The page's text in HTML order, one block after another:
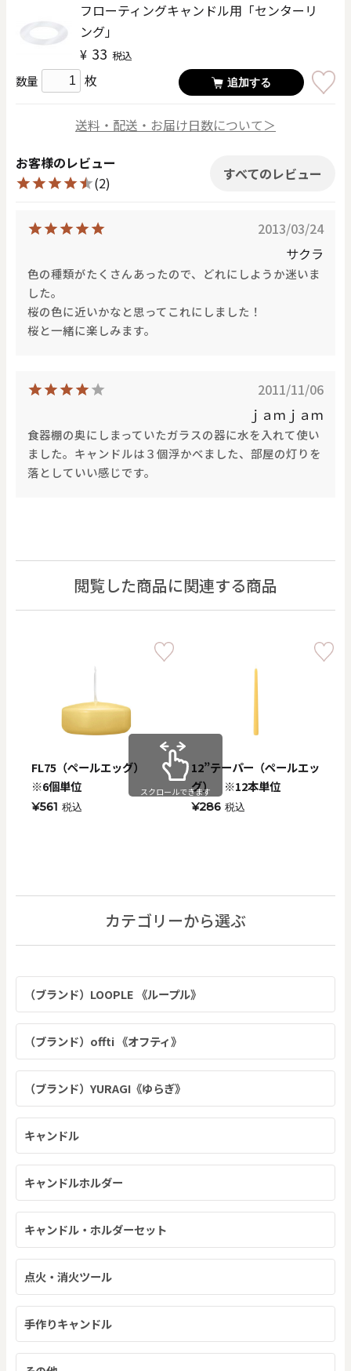
フローティングキャンドル用「センターリ
ング」
¥ 33 税込
数量 枚 追加する
送料・配送・お届け日数について＞
お客様のレビュー
(2)
すべてのレビュー
2013/03/24
サクラ
色の種類がたくさんあったので、どれにしようか迷いま
した。
桜の色に近いかなと思ってこれにしました！
桜と一緒に楽しみます。
2011/11/06
ｊａｍｊａｍ
食器棚の奥にしまっていたガラスの器に水を入れて使い
ました。キャンドルは３個浮かべました、部屋の灯りを
落としていい感じです。
閲覧した商品に関連する商品
FL75（ペールエッグ）
※6個単位
¥561 税込
12”テーパー（ペールエッ
グ） ※12本単位
¥286 税込
スクロールできます
カテゴリーから選ぶ
（ブランド）LOOPLE 《ループル》
（ブランド）offti 《オフティ》
（ブランド）YURAGI《ゆらぎ》
キャンドル
キャンドルホルダー
キャンドル・ホルダーセット
点火・消火ツール
手作りキャンドル